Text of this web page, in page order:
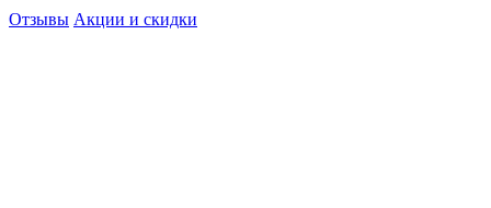
Отзывы Акции и скидки